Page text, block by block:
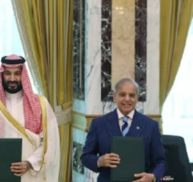
محصولات خود را به ازبیکستان
فروش خود را در افغانستان
ساربن گفت که نمایندگان
محصولات، خواستار سفر به
این هیأت به رهبری صدر اعظم
مالداری به مالدووا سفر کرده بود.